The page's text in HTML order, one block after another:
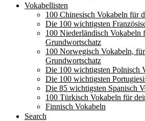
Vokabellisten
100 Chinesisch Vokabeln für
Die 100 wichtigsten
100 Niederländisch Vokabeln
Grundwortschatz
100 Norwegisch Vokabeln,
Grundwortschatz
Die 100 wichtigsten Polnisch
Die 100 wichtigsten
Die 85 wichtigsten Spanisch
100 Türkisch Vokabeln für
Finnisch Vokabeln
Search